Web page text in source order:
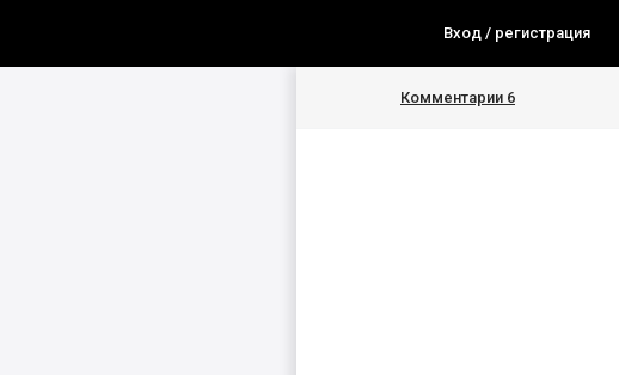
Вход / регистрация
Комментарии 6